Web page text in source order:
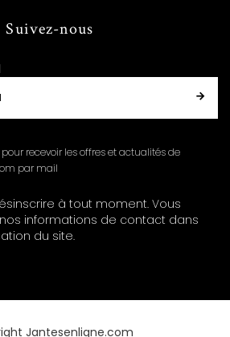
Suivez-nous
recevoir les offres et actualités de
par mail
à tout moment. Vous
informations de contact dans
du site.
Jantesenligne.com